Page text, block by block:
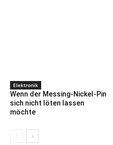
Elektronik
Wenn der Messing-Nickel-Pin
sich nicht löten lassen
möchte